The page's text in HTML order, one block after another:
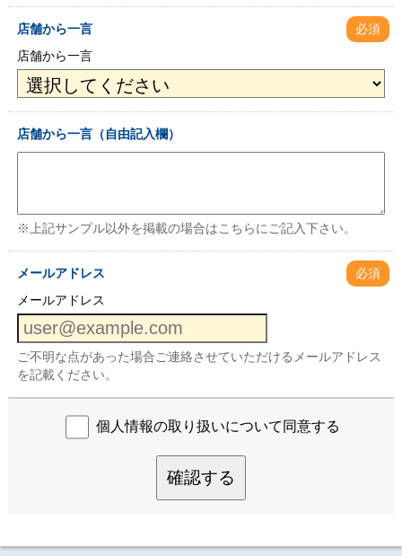
店舗から一言
必須
店舗から一言
店舗から一言（自由記入欄）
※上記サンプル以外を掲載の場合はこちらにご記入下さい。
メールアドレス
必須
メールアドレス
ご不明な点があった場合ご連絡させていただけるメールアドレス
を記載ください。
個人情報の取り扱いについて同意する
確認する